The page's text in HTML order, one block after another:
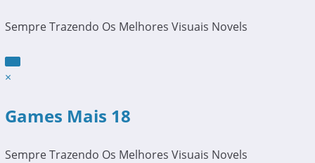
Sempre Trazendo Os Melhores Visuais Novels
×
Games Mais 18
Sempre Trazendo Os Melhores Visuais Novels